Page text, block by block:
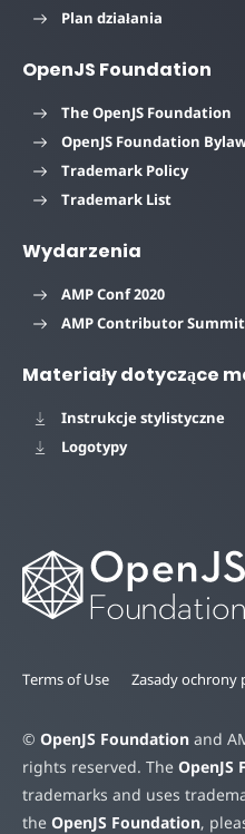
Plan działania
OpenJS Foundation
The OpenJS Foundation
OpenJS Foundation
Trademark Policy
Trademark List
Wydarzenia
AMP Conf 2020
AMP Contributor Summit
Materiały dotyczące
Instrukcje stylistyczne
Logotypy
Terms of Use Zasady ochrony
© OpenJS Foundation and
rights reserved. The OpenJS
trademarks and uses
the OpenJS Foundation,